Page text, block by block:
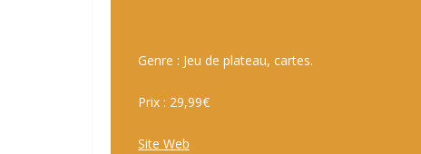
Genre : Jeu de plateau, cartes.
Prix : 29,99€
Site Web